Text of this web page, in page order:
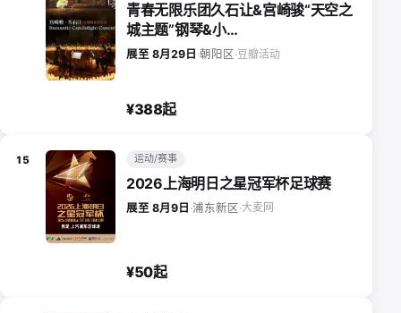
青春无限乐团久石让&宫崎骏“天空之
城主题”钢琴&小…
展至 8月29日 ·朝阳区·豆瓣活动
¥388起
15 运动/赛事
2026上海明日之星冠军杯足球赛
展至 8月9日 ·浦东新区·大麦网
¥50起